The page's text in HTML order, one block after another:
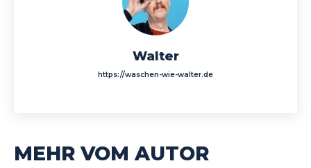
Walter
https://waschen-wie-walter.de
MEHR VOM AUTOR